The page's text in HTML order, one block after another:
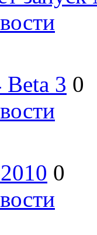
3 0
0